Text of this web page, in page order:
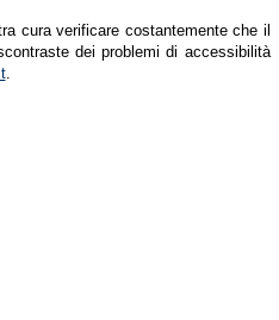
cura verificare costantemente che il
dei problemi di accessibilità
.